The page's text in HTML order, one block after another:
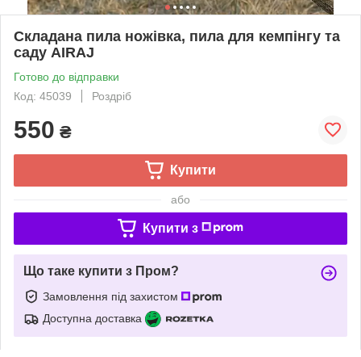
Складана пила ножівка, пила для кемпінгу та
саду AIRAJ
Готово до відправки
Код: 45039
Роздріб
550 ₴
Купити
або
Купити з
Що таке купити з Пром?
Замовлення під захистом
Доступна доставка